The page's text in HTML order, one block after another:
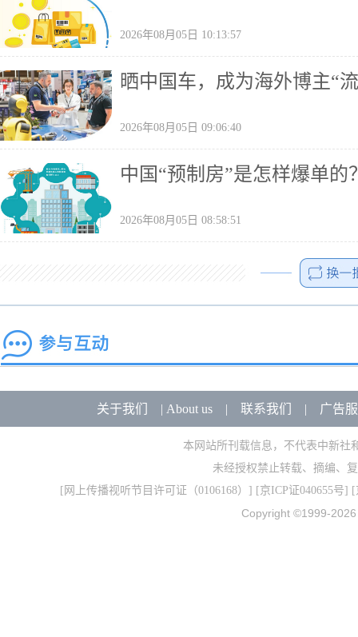
2026年08月05日 10:13:57
晒中国车，成为海外博主“
2026年08月05日 09:06:40
中国“预制房”是怎样爆单的
2026年08月05日 08:58:51
关于我们 | About us| 联系我们 | 广告
本网站所刊载信息，不代表中新社
未经授权禁止转载、摘编、
[ 网上传播视听节目许可证（0106168） ] [京ICP证040655号] [
Copyright ©1999-